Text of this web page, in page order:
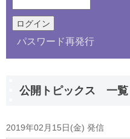
パスワード再発行
公開トピックス 一覧
2019年02月15日(金) 発信